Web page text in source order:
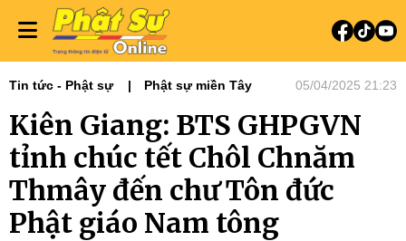
Tin tức - Phật sự Phật sự miền Tây 05/04/2025 21:23
Kiên Giang: BTS GHPGVN
tỉnh chúc tết Chôl Chnăm
Thmây đến chư Tôn đức
Phật giáo Nam tông